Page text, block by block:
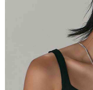
購買商品的店家。未經商家同
※ 交易是否成功請以「
是否繳費成功／繳費後需取消
https://
【注意事項】
１．透過由恩沛科技股份有限
易，需依本服務之必要範圍內
權轉讓予恩沛科技股份有限公司
每筆NT$100，滿